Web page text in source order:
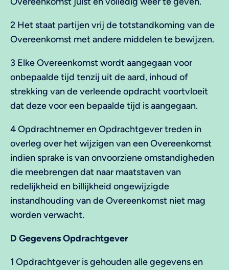
2 Het staat partijen vrij de totstandkoming van de
Overeenkomst met andere middelen te bewijzen.
3 Elke Overeenkomst wordt aangegaan voor
onbepaalde tijd tenzij uit de aard, inhoud of
strekking van de verleende opdracht voortvloeit
dat deze voor een bepaalde tijd is aangegaan.
4 Opdrachtnemer en Opdrachtgever treden in
overleg over het wijzigen van een Overeenkomst
indien sprake is van onvoorziene omstandigheden
die meebrengen dat naar maatstaven van
redelijkheid en billijkheid ongewijzigde
instandhouding van de Overeenkomst niet mag
worden verwacht.
D Gegevens Opdrachtgever
1 Opdrachtgever is gehouden alle gegevens en